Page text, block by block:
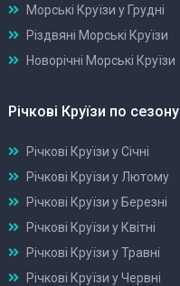
Морські Круїзи у Грудні
Різдвяні Морські Круїзи
Новорічні Морські Круїзи
Річкові Круїзи по сезону
Річкові Круїзи у Січні
Річкові Круїзи у Лютому
Річкові Круїзи у Березні
Річкові Круїзи у Квітні
Річкові Круїзи у Травні
Річкові Круїзи у Червні